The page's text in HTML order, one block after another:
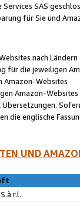
SAS
für Sie und
nach Ländern
für die jeweiligen
Amazon-Websites
Amazon-Websites
die englische
UND
r.l.